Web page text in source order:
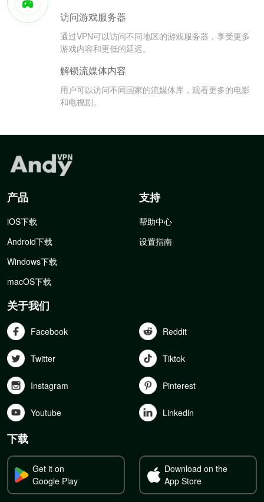
访问游戏服务器
通过VPN可以访问不同地区的游戏服务器，享受更多
游戏内容和更低的延迟。
解锁流媒体内容
用户可以访问不同国家的流媒体库，观看更多的电影
和电视剧。
产品
iOS下载
Android下载
Windows下载
macOS下载
支持
帮助中心
设置指南
关于我们
Facebook Reddit
Twitter Tiktok
Instagram Pinterest
Youtube Linkedln
下载
Get it on
Google Play
Download on the
App Store